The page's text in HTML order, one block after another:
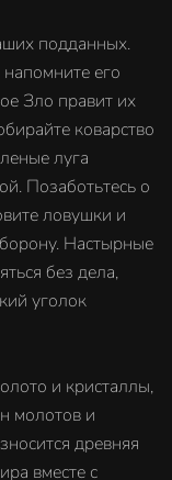
подданных.
его
Зло правит их
коварство
луга
Позаботьтесь о
ловушки и
Настырные
без дела,
уголок
и кристаллы,
молотов и
древняя
вместе с